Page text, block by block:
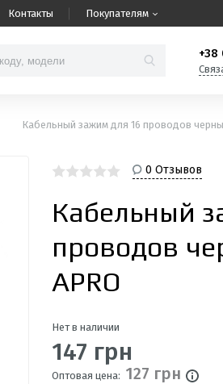
Контакты Покупателям
+38
Кабельный зажим для 16 проводов
0 Отзывов
Кабельный
проводов
APRO
Нет в наличии
147 грн
Оптовая цена: 127 грн